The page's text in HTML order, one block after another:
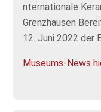
nternationale
Grenzhausen
12. Juni 2022 der
Museums-News